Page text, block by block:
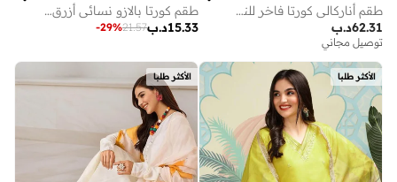
طقم أناركالي كورتا فاخر للنساء مع دوبيتا وبنطال | ملابس هندية تقليدية | بدلة سلوار أناركالي | طقم كورتي للسيدات | مناسب للمناسبات الاحتفالية والأعراس والحفلات | خمري
د.ب62.31
توصيل مجاني
طقم كورتا بالازو نسائي أزرق قطن % بتصميم ذاتي بطول كامل
د.ب15.33
21.57
-29%
الأكثر طلبا الأكثر طلبا